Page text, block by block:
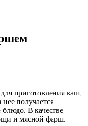
приготовления каш,
получается
блюдо. В качестве
и мясной фарш.